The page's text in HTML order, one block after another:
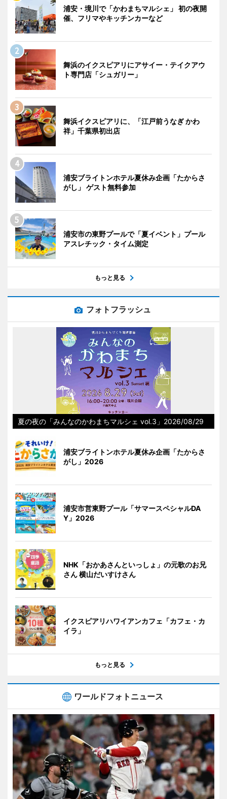
浦安・境川で「かわまちマルシェ」 初の夜開
催、フリマやキッチンカーなど
舞浜のイクスピアリにアサイー・テイクアウ
ト専門店「シュガリー」
舞浜イクスピアリに、「江戸前うなぎ かわ
祥」千葉県初出店
浦安ブライトンホテル夏休み企画「たからさ
がし」 ゲスト無料参加
浦安市の東野プールで「夏イベント」プール
アスレチック・タイム測定
もっと見る
フォトフラッシュ
夏の夜の「みんなのかわまちマルシェ vol.3」2026/08/29
浦安ブライトンホテル夏休み企画「たからさ
がし」2026
浦安市営東野プール「サマースペシャルDA
Y」2026
NHK「おかあさんといっしょ」の元歌のお兄
さん 横山だいすけさん
イクスピアリハワイアンカフェ「カフェ・カ
イラ」
もっと見る
ワールドフォトニュース